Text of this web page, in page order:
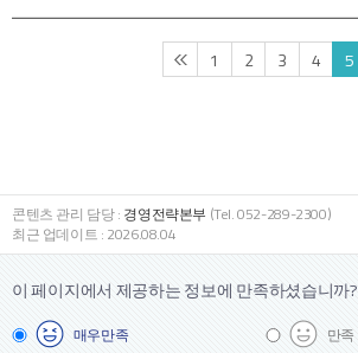
1 2 3 4 5
콘텐츠 관리 담당 : 경영전략본부 (Tel. 052-289-2300)
최근 업데이트 : 2026.08.04
이 페이지에서 제공하는 정보에 만족하셨습니까?
매우만족
만족